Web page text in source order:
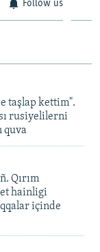
Follow us
taşlap kettim".
rusiyelilerni
quva
Qırım
hainligi
içinde